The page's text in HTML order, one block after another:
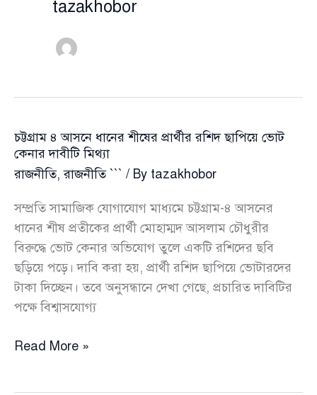
tazakhobor
চট্টগ্রাম ৪ আসনে ধানের শীষের প্রার্থীর রশিদ ছাপিয়ে ভোট
কেনার দাবীটি মিথ্যা
রাজনীতি,রাজনীতি ``` / By tazakhobor
সম্প্রতি সামাজিক যোগাযোগ মাধ্যমে চট্টগ্রাম-৪ আসনের
ধানের শীষ প্রতীকের প্রার্থী মোহাম্মদ আসলাম চৌধুরীর
বিরুদ্ধে ভোট কেনার অভিযোগ তুলে একটি রশিদের ছবি
ছড়িয়ে পড়ে। দাবি করা হয়, প্রার্থী রশিদ ছাপিয়ে ভোটারদের
টাকা দিচ্ছেন। তবে অনুসন্ধানে দেখা গেছে, প্রচারিত দাবিটির
পক্ষে বিশ্বাসযোগ্য
চট্টগ্রাম
Read More »